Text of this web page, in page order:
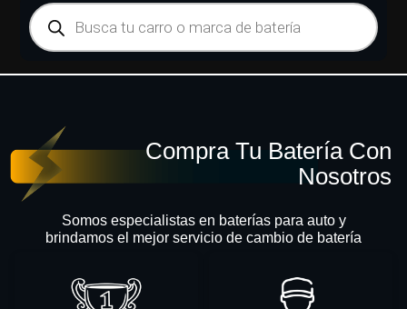
Compra Tu Batería Con
Nosotros
Somos especialistas en baterías para auto y
brindamos el mejor servicio de cambio de batería